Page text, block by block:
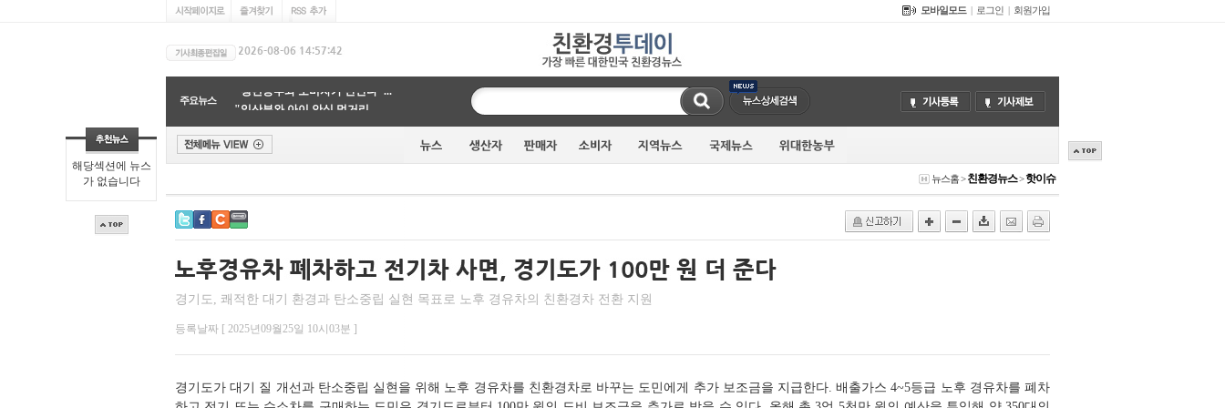
해당섹션에 뉴스
가 없습니다
모바일모드 로그인 회원가입
주요뉴스
"임산부와 아이 안심 먹거리 ...
글리포세이트, 토양 생물다양...
"고래 똥부터 산불 드론까지"...
"시민이 지키는 지구"…광명시...
환경오염의 주범인 혼합 플라...
'식단만 바꿔도 기후위기 막는...
뉴스홈>친환경뉴스>핫이슈
경기도, 쾌적한 대기 환경과 탄소중립 실현 목표로 노후 경유차의 친환경차 전환 지원
등록날짜 [ 2025년09월25일 10시03분 ]
경기도가 대기 질 개선과 탄소중립 실현을 위해 노후 경유차를 친환경차로 바꾸는 도민에게 추가 보조금을 지급한다. 배출가스 4~5등급 노후 경유차를 폐차